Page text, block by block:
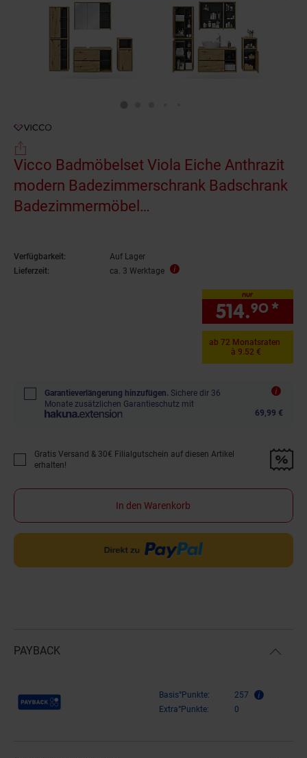
Vicco Badmöbelset Viola Eiche Anthrazit
modern Badezimmerschrank Badschrank
Badezimmermöbel
Schrankfach Ablage Aufbewahrung
Verfügbarkeit:
Auf Lager
Lieferzeit:
ca. 3 Werktage
nur
514.90 *
ab 72 Monatsraten
à 9.52 €
Garantieverlängerung hinzufügen. Sichere dir 36
Monate zusätzlichen Garantieschutz mit
69,99 €
Promotion "Gratis Versand &amp; 30€ Filialgutschein auf diesen Artikel
Gratis Versand & 30€ Filialgutschein auf diesen Artikel
erhalten!
In den Warenkorb
PAYBACK
Payback Punkte Basis°Punkte:
257
Extra°Punkte:
0